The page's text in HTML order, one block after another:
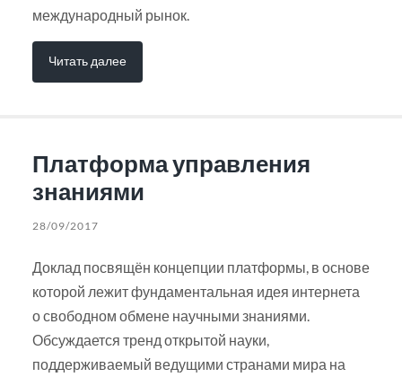
международный рынок.
Читать далее
Платформа управления
знаниями
28/09/2017
Доклад посвящён концепции платформы, в основе
которой лежит фундаментальная идея интернета
о свободном обмене научными знаниями.
Обсуждается тренд открытой науки,
поддерживаемый ведущими странами мира на